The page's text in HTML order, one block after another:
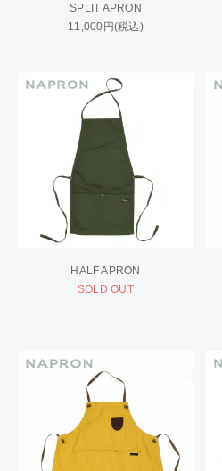
SPLIT APRON
11,000円(税込)
HALF APRON
SOLD OUT